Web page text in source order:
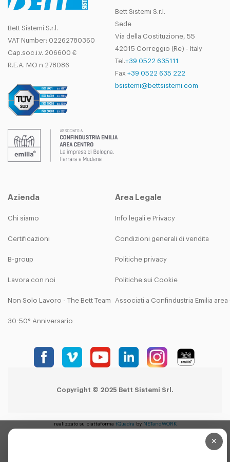
Bett Sistemi S.r.l.
VAT Number: 02262780360
Cap.soc.i.v. 206600 €
R.E.A. MO n 278086
Bett Sistemi S.r.l.
Sede
Via della Costituzione, 55
42015 Correggio (Re) - Italy
Tel.+39 0522 635111
Fax +39 0522 635 222
bsistemi@bettsistemi.com
Azienda
Chi siamo
Certificazioni
B-group
Lavora con noi
Non Solo Lavoro - The Bett Team
30-50° Anniversario
Area Legale
Info legali e Privacy
Condizioni generali di vendita
Politiche privacy
Politiche sui Cookie
Associati a Confindustria Emilia
Copyright © 2025 Bett Sistemi Srl.
×
realizzato su piattaforma tQuadra by NETandWORK